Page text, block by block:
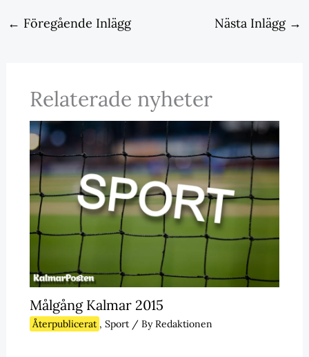
← Föregående Inlägg Nästa Inlägg →
Relaterade nyheter
Målgång Kalmar 2015
Återpublicerat , Sport/ ByRedaktionen